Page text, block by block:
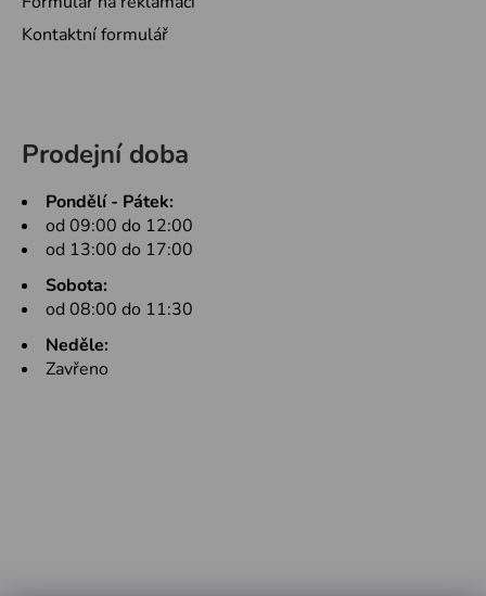
Kontaktní formulář
Prodejní doba
Pondělí - Pátek:
od 09:00 do 12:00
od 13:00 do 17:00
Sobota:
od 08:00 do 11:30
Neděle:
Zavřeno